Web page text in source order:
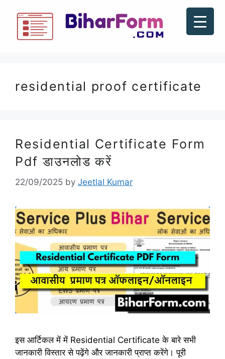
residential proof certificate
Residential Certificate Form
Pdf डाउनलोड करें
22/09/2025 by Jeetlal Kumar
इस आर्टिकल में में Residential Certificate के बारे सभी
जानकारी विस्तार से पढ़ेंगे और जानकारी प्राप्त करेंगे। पूरी